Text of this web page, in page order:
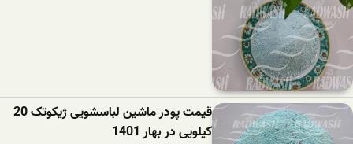
قیمت پودر ماشین لباسشویی ژیکوتک 20
کیلویی در بهار 1401